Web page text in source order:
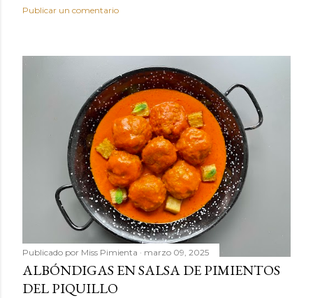
Publicar un comentario
Publicado por Miss Pimienta marzo 09, 2025
ALBÓNDIGAS EN SALSA DE PIMIENTOS
DEL PIQUILLO